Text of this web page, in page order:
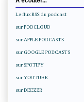
Le flux RSS du podcast
sur PODCLOUD
sur APPLE PODCASTS
sur GOOGLE PODCASTS
sur SPOTIFY
sur YOUTUBE
sur DEEZER